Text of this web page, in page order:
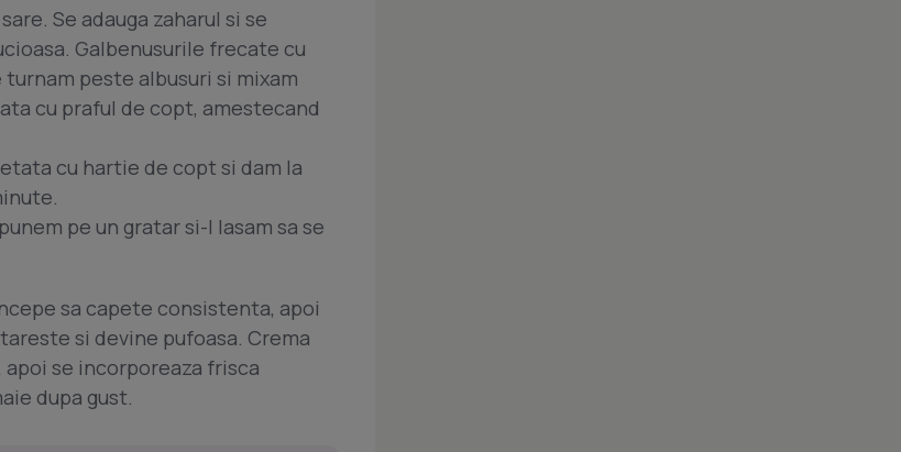
Se adauga zaharul si se
Galbenusurile frecate cu
peste albusuri si mixam
cu praful de copt, amestecand
cu hartie de copt si dam la
pe un gratar si-l lasam sa se
sa capete consistenta, apoi
si devine pufoasa. Crema
apoi se incorporeaza frisca
dupa gust.